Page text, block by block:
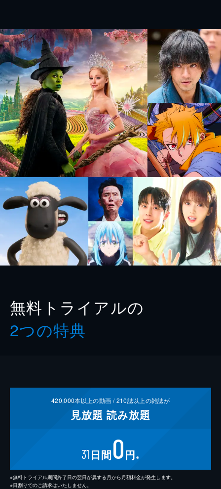
無料トライアルの
2つの特典
420,000本以上の動画 /210誌以上の雑誌が
見放題 読み放題
31 日間0円 ※
※無料トライアル期間終了日の翌日が属する月から月額料金が発生します。
※日割りでのご請求はいたしません。